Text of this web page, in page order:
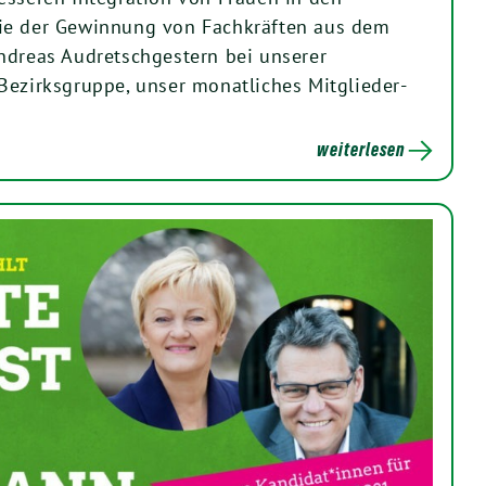
der Gewinnung von Fachkräften aus dem
Audretschgestern bei unserer
unser monatliches Mitglieder-
weiterlesen